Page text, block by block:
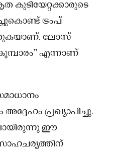
ട്രംപ്
ലോസ്
എന്നാണ്
പ്രഖ്യാപിച്ചു.
ഈ